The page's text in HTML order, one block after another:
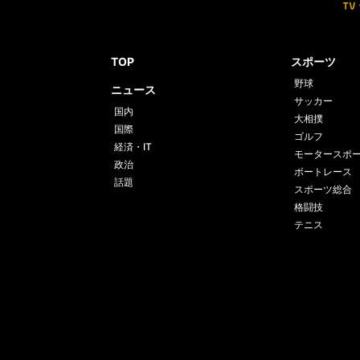
TOP
ニュース
国内
国際
経済・IT
政治
話題
スポーツ
野球
サッカー
大相撲
ゴルフ
モータースポ
ボートレース
スポーツ総合
格闘技
テニス